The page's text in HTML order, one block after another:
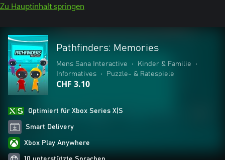
Zu Hauptinhalt springen
Pathfinders: Memories
Mens Sana Interactive • Kinder & Familie
•
Informatives
• Puzzle- & Ratespiele
CHF 3.10
Optimiert für Xbox Series X|S
Smart Delivery
Xbox Play Anywhere